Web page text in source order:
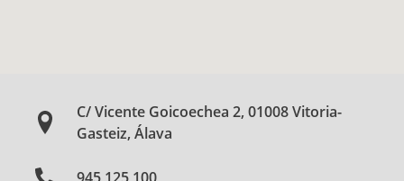
C/ Vicente Goicoechea 2, 01008 Vitoria-
Gasteiz, Álava